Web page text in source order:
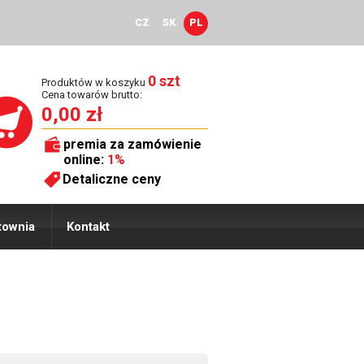
CZ SK PL
Produktów w koszyku 0 szt
Cena towarów brutto:
0,00 zł
premia za zamówienie
online: 1%
Detaliczne ceny
Kontakt